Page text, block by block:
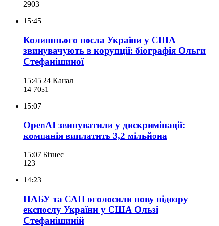
2903
15:45
Колишнього посла України у США
звинувачують в корупції: біографія Ольги
Стефанішиної
15:45 24 Канал
14 7031
15:07
OpenAI звинуватили у дискримінації:
компанія виплатить 3,2 мільйона
15:07 Бізнес
123
14:23
НАБУ та САП оголосили нову підозру
експослу України у США Ользі
Стефанішиній